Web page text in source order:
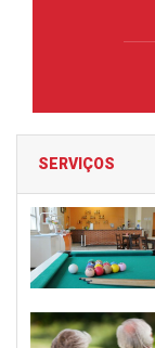
SERVIÇOS